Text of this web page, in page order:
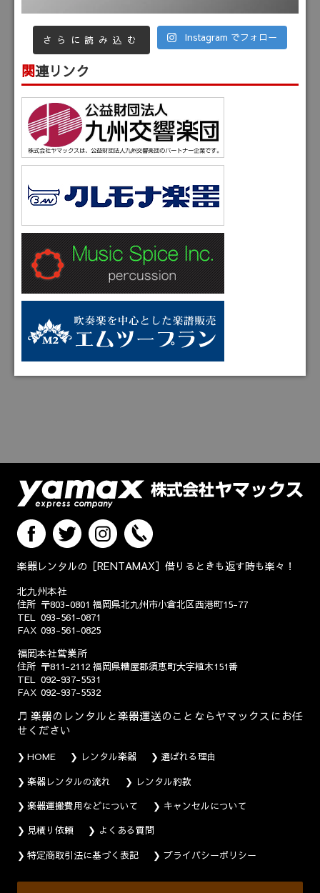
さらに読み込む Instagram でフォロー
関連リンク
楽器レンタルの［RENTAMAX］借りるときも返す時も楽々！
北九州本社
住所 〒803-0801 福岡県北九州市小倉北区西港町15-77
TEL 093-561-0871
FAX 093-561-0825
福岡本社営業所
住所 〒811-2112 福岡県糟屋郡須恵町大字植木151番
TEL 092-937-5531
FAX 092-937-5532
楽器のレンタルと楽器運送のことならヤマックスにお任
せください
HOME レンタル楽器
選ばれる理由
楽器レンタルの流れ
レンタル約款
楽器運搬費用などについて
キャンセルについて
見積り依頼
よくある質問
特定商取引法に基づく表記
プライバシーポリシー